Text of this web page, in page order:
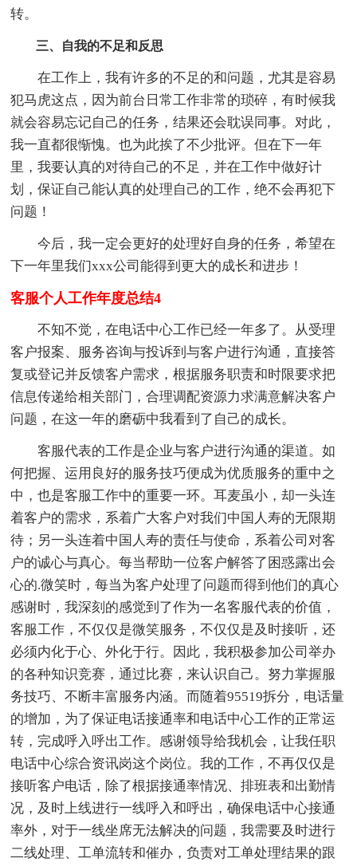
转。
三、自我的不足和反思
在工作上，我有许多的不足的和问题，尤其是容易
犯马虎这点，因为前台日常工作非常的琐碎，有时候我
就会容易忘记自己的任务，结果还会耽误同事。对此，
我一直都很惭愧。也为此挨了不少批评。但在下一年
里，我要认真的对待自己的不足，并在工作中做好计
划，保证自己能认真的处理自己的工作，绝不会再犯下
问题！
今后，我一定会更好的处理好自身的任务，希望在
下一年里我们xxx公司能得到更大的成长和进步！
客服个人工作年度总结4
不知不觉，在电话中心工作已经一年多了。从受理
客户报案、服务咨询与投诉到与客户进行沟通，直接答
复或登记并反馈客户需求，根据服务职责和时限要求把
信息传递给相关部门，合理调配资源力求满意解决客户
问题，在这一年的磨砺中我看到了自己的成长。
客服代表的工作是企业与客户进行沟通的渠道。如
何把握、运用良好的服务技巧便成为优质服务的重中之
中，也是客服工作中的重要一环。耳麦虽小，却一头连
着客户的需求，系着广大客户对我们中国人寿的无限期
待；另一头连着中国人寿的责任与使命，系着公司对客
户的诚心与真心。每当帮助一位客户解答了困惑露出会
心的.微笑时，每当为客户处理了问题而得到他们的真心
感谢时，我深刻的感觉到了作为一名客服代表的价值，
客服工作，不仅仅是微笑服务，不仅仅是及时接听，还
必须内化于心、外化于行。因此，我积极参加公司举办
的各种知识竞赛，通过比赛，来认识自己。努力掌握服
务技巧、不断丰富服务内涵。而随着95519拆分，电话量
的增加，为了保证电话接通率和电话中心工作的正常运
转，完成呼入呼出工作。感谢领导给我机会，让我任职
电话中心综合资讯岗这个岗位。我的工作，不再仅仅是
接听客户电话，除了根据接通率情况、排班表和出勤情
况，及时上线进行一线呼入和呼出，确保电话中心接通
率外，对于一线坐席无法解决的问题，我需要及时进行
二线处理、工单流转和催办，负责对工单处理结果的跟